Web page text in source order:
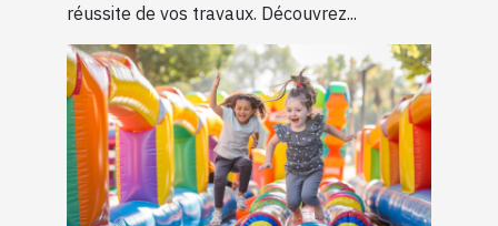
réussite de vos travaux. Découvrez...